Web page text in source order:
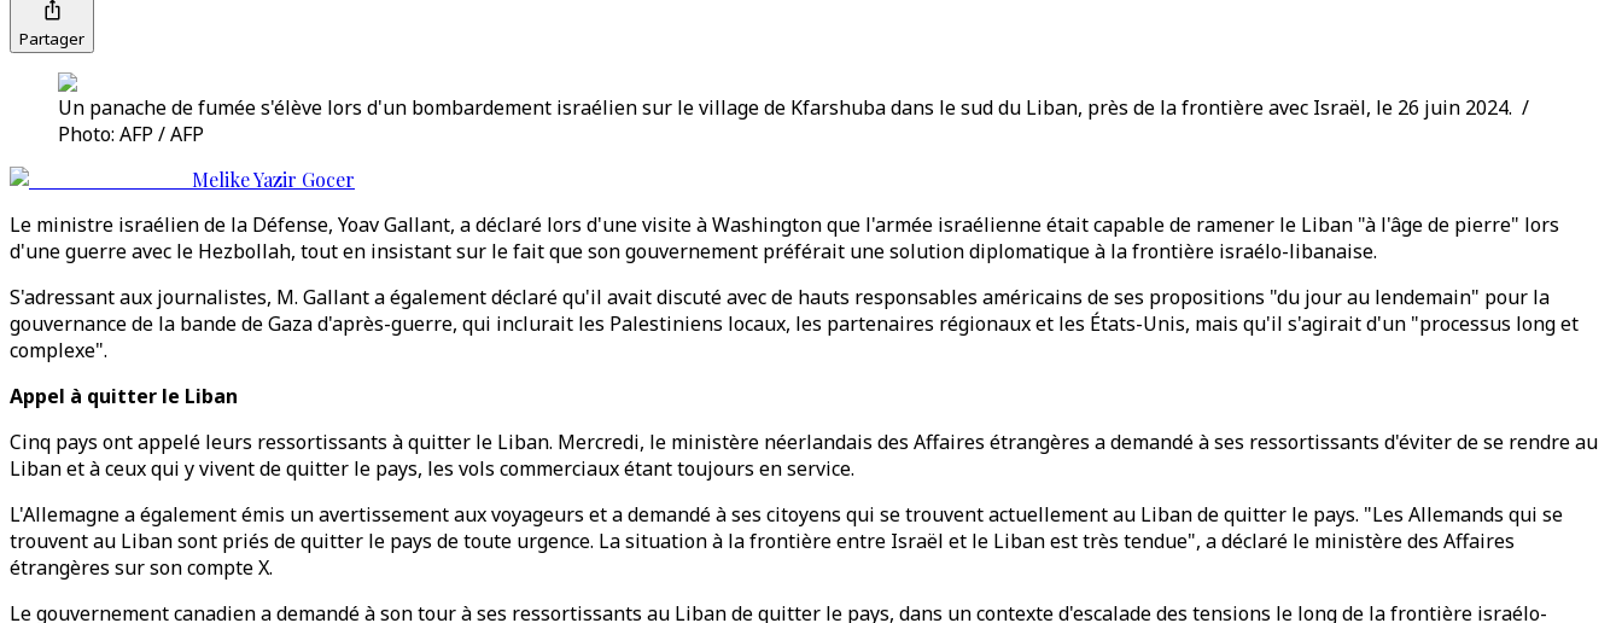
Partager
Un panache de fumée s'élève lors d'un bombardement israélien sur le village de Kfarshuba dans le sud du Liban, près de la frontière avec Israël, le 26 juin 2024. /
Photo: AFP / AFP
Melike Yazir Gocer
Le ministre israélien de la Défense, Yoav Gallant, a déclaré lors d'une visite à Washington que l'armée israélienne était capable de ramener le Liban "à l'âge de pierre" lors
d'une guerre avec le Hezbollah, tout en insistant sur le fait que son gouvernement préférait une solution diplomatique à la frontière israélo-libanaise.
S'adressant aux journalistes, M. Gallant a également déclaré qu'il avait discuté avec de hauts responsables américains de ses propositions "du jour au lendemain" pour la
gouvernance de la bande de Gaza d'après-guerre, qui inclurait les Palestiniens locaux, les partenaires régionaux et les États-Unis, mais qu'il s'agirait d'un "processus long et
complexe".
Appel à quitter le Liban
Cinq pays ont appelé leurs ressortissants à quitter le Liban. Mercredi, le ministère néerlandais des Affaires étrangères a demandé à ses ressortissants d'éviter de se rendre au
Liban et à ceux qui y vivent de quitter le pays, les vols commerciaux étant toujours en service.
L'Allemagne a également émis un avertissement aux voyageurs et a demandé à ses citoyens qui se trouvent actuellement au Liban de quitter le pays. "Les Allemands qui se
trouvent au Liban sont priés de quitter le pays de toute urgence. La situation à la frontière entre Israël et le Liban est très tendue", a déclaré le ministère des Affaires
étrangères sur son compte X.
Le gouvernement canadien a demandé à son tour à ses ressortissants au Liban de quitter le pays, dans un contexte d'escalade des tensions le long de la frontière israélo-